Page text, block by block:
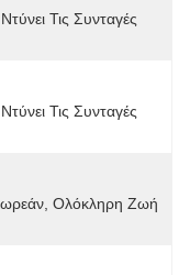
Τις Συνταγές
Τις Συνταγές
Ολόκληρη Ζωή